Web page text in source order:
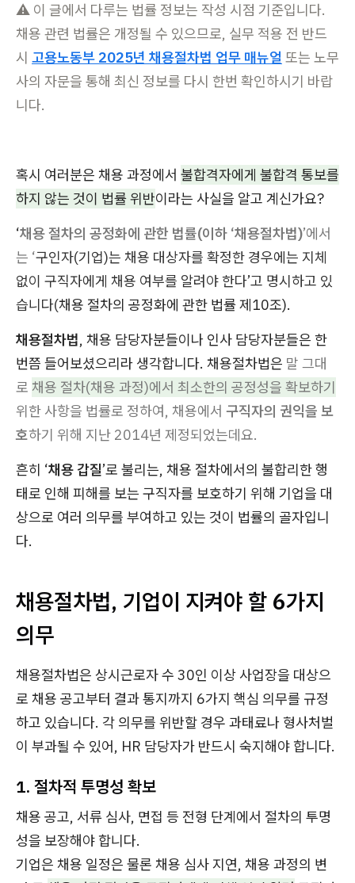
⚠️ 이 글에서 다루는 법률 정보는 작성 시점 기준입니다.
채용 관련 법률은 개정될 수 있으므로, 실무 적용 전 반드
시 고용노동부 2025년 채용절차법 업무 매뉴얼 또는 노무
사의 자문을 통해 최신 정보를 다시 한번 확인하시기 바랍
니다.
혹시 여러분은 채용 과정에서 불합격자에게 불합격 통보를
하지 않는 것이 법률 위반이라는 사실을 알고 계신가요?
‘채용 절차의 공정화에 관한 법률(이하 ‘채용절차법)’에서
는 ‘구인자(기업)는 채용 대상자를 확정한 경우에는 지체
없이 구직자에게 채용 여부를 알려야 한다’고 명시하고 있
습니다(채용 절차의 공정화에 관한 법률 제10조).
채용절차법, 채용 담당자분들이나 인사 담당자분들은 한
번쯤 들어보셨으리라 생각합니다. 채용절차법은 말 그대
로 채용 절차(채용 과정)에서 최소한의 공정성을 확보하기
위한 사항을 법률로 정하여, 채용에서 구직자의 권익을 보
호하기 위해 지난 2014년 제정되었는데요.
흔히 ‘채용 갑질’로 불리는, 채용 절차에서의 불합리한 행
태로 인해 피해를 보는 구직자를 보호하기 위해 기업을 대
상으로 여러 의무를 부여하고 있는 것이 법률의 골자입니
다.
채용절차법, 기업이 지켜야 할 6가지
의무
채용절차법은 상시근로자 수 30인 이상 사업장을 대상으
로 채용 공고부터 결과 통지까지 6가지 핵심 의무를 규정
하고 있습니다. 각 의무를 위반할 경우 과태료나 형사처벌
이 부과될 수 있어, HR 담당자가 반드시 숙지해야 합니다.
1. 절차적 투명성 확보
채용 공고, 서류 심사, 면접 등 전형 단계에서 절차의 투명
성을 보장해야 합니다.
기업은 채용 일정은 물론 채용 심사 지연, 채용 과정의 변